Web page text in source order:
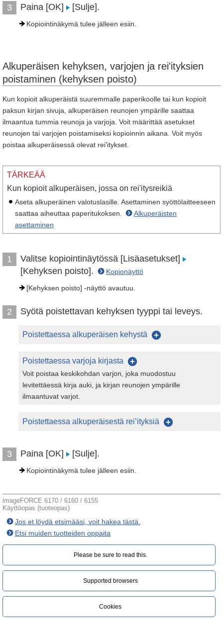
3 Paina [OK] [Sulje].
Kopiointinäkymä tulee jälleen esiin.
Alkuperäisen kehyksen, varjojen ja rei'ityksien
poistaminen (kehyksen poisto)
Kun kopioit alkuperäistä suuremmalle paperikoolle tai kun kopioit
paksun kirjan sivuja, alkuperäisen reunojen ympärille saattaa
ilmaantua tummia reunoja ja varjoja. Voit määrittää asetukset
reunojen tai varjojen poistamiseksi kopioinnin aikana. Voit myös
poistaa alkuperäisessä olevat rei'itykset.
TÄRKEÄÄ
Kun kopioit alkuperäisen, jossa on rei'itysreikiä
Aseta alkuperäinen valotuslasille. Asettaminen syöttölaitteeseen
saattaa aiheuttaa paperitukoksen.
Alkuperäisten
asettaminen
1
Valitse kopiointinäytössä [Lisäasetukset]
[Kehyksen poisto].
Kopionäyttö
[Kehyksen poisto] -näyttö avautuu.
2 Syötä poistettavan kehyksen tyyppi tai leveys.
Poistettaessa alkuperäisen kehystä
Poistettaessa varjoja kirjasta
Voit poistaa keskikohdan varjon, joka muodostuu
levitettäessä kirja auki, ja kirjan reunojen ympärille
ilmaantuvat varjot.
Poistettaessa alkuperäisestä rei’ityksiä
3 Paina [OK] [Sulje].
Kopiointinäkymä tulee jälleen esiin.
imageFORCE 6170 / 6160 / 6155
Käyttöopas (tuoteopas)
Jos et löydä etsimääsi, voit hakea tästä.
Etsi muiden tuotteiden oppaita
Please be sure to read this.‎
Supported browsers
Cookies